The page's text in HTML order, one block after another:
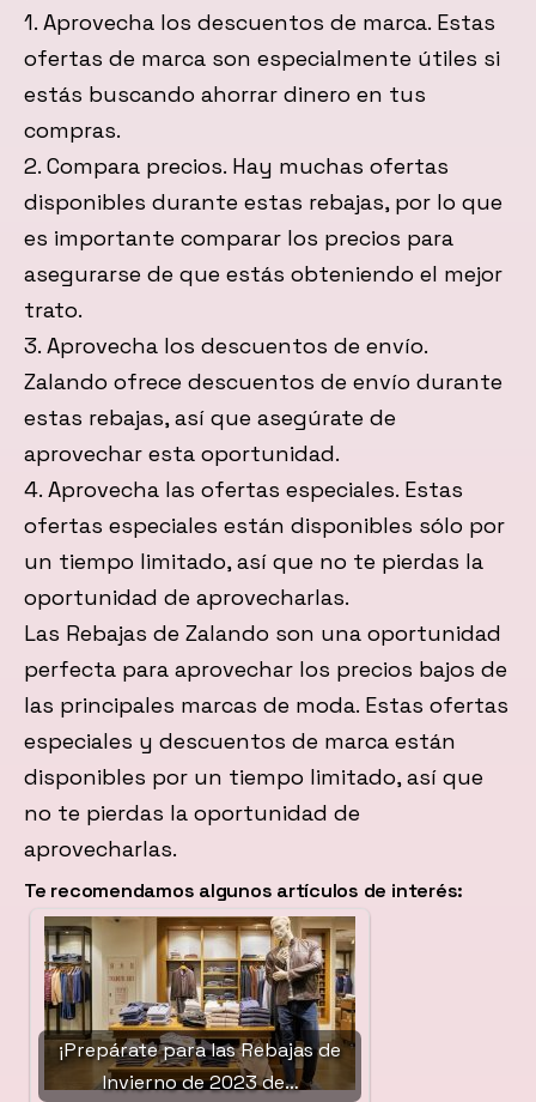
1. Aprovecha los descuentos de marca. Estas
ofertas de marca son especialmente útiles si
estás buscando ahorrar dinero en tus
compras.
2. Compara precios. Hay muchas ofertas
disponibles durante estas rebajas, por lo que
es importante comparar los precios para
asegurarse de que estás obteniendo el mejor
trato.
3. Aprovecha los descuentos de envío.
Zalando ofrece descuentos de envío durante
estas rebajas, así que asegúrate de
aprovechar esta oportunidad.
4. Aprovecha las ofertas especiales. Estas
ofertas especiales están disponibles sólo por
un tiempo limitado, así que no te pierdas la
oportunidad de aprovecharlas.
Las Rebajas de Zalando son una oportunidad
perfecta para aprovechar los precios bajos de
las principales marcas de moda. Estas ofertas
especiales y descuentos de marca están
disponibles por un tiempo limitado, así que
no te pierdas la oportunidad de
aprovecharlas.
Te recomendamos algunos artículos de interés:
¡Prepárate para las Rebajas de
Invierno de 2023 de…